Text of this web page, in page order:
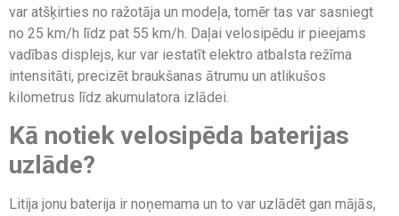
var atšķirties no ražotāja un modeļa, tomēr tas var sasniegt
no 25 km/h līdz pat 55 km/h. Daļai velosipēdu ir pieejams
vadības displejs, kur var iestatīt elektro atbalsta režīma
intensitāti, precizēt braukšanas ātrumu un atlikušos
kilometrus līdz akumulatora izlādei.
Kā notiek velosipēda baterijas
uzlāde?
Litija jonu baterija ir noņemama un to var uzlādēt gan mājās,